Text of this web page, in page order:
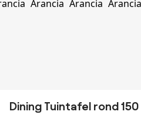
Dining Tuintafel rond